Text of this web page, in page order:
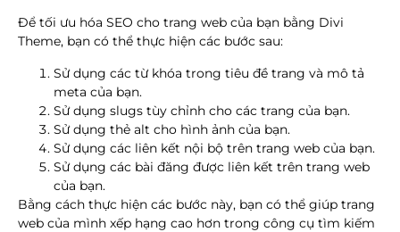
Để tối ưu hóa SEO cho trang web của bạn bằng Divi
Theme, bạn có thể thực hiện các bước sau:
Sử dụng các từ khóa trong tiêu đề trang và mô tả
meta của bạn.
Sử dụng slugs tùy chỉnh cho các trang của bạn.
Sử dụng thẻ alt cho hình ảnh của bạn.
Sử dụng các liên kết nội bộ trên trang web của bạn.
Sử dụng các bài đăng được liên kết trên trang web
của bạn.
Bằng cách thực hiện các bước này, bạn có thể giúp trang
web của mình xếp hạng cao hơn trong công cụ tìm kiếm